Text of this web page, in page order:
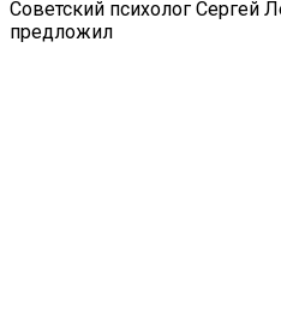
Советский психолог Сергей
предложил